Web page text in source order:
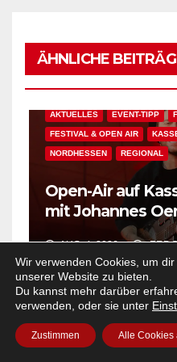
ÄHNLICHE
AKTUELLES EVENT-TIPP
FESTIVAL & OPEN AIR
NORDHESSEN REGIONAL
Open-Air auf
mit Johannes
AUG. 4, 2026
AKTUELLES BAD WILDUNGEN
FEATURED FESTIVAL &
NEWSTICKER NORDHESSEN
ROCK
Wir verwenden Cookies, um
unserer Website zu bieten.
Du kannst mehr darüber
verwenden, oder sie unter
Zustimmen Alle Cookies